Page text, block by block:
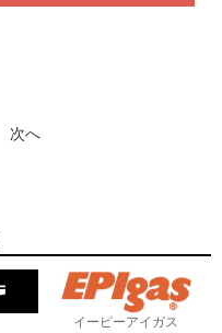
次へ
イーピーアイガス